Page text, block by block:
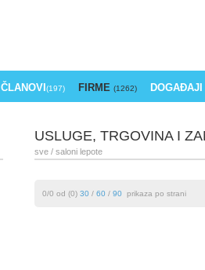
ČLANOVI (197) FIRME (1262)
DOGAĐAJI
USLUGE, TRGOVINA I
sve / saloni lepote
0/0 od (0) 30 / 60 / 90 prikaza po strani